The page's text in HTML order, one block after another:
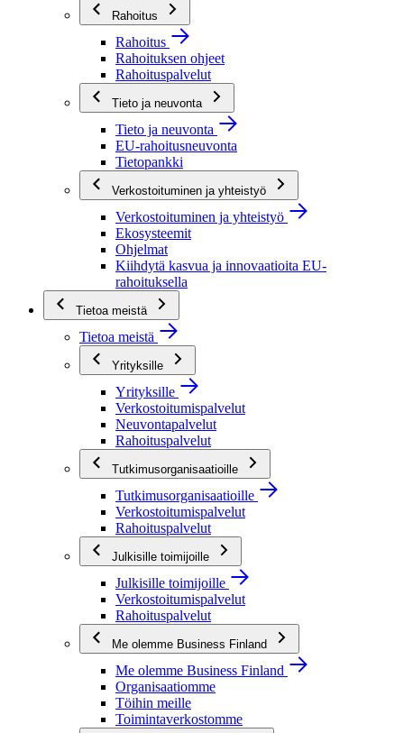
Rahoitus
Rahoitus
Rahoituksen ohjeet
Rahoituspalvelut
Tieto ja neuvonta
Tieto ja neuvonta
EU-rahoitusneuvonta
Tietopankki
Verkostoituminen ja yhteistyö
Verkostoituminen ja yhteistyö
Ekosysteemit
Ohjelmat
Kiihdytä kasvua ja innovaatioita EU-
rahoituksella
Tietoa meistä
Tietoa meistä
Yrityksille
Yrityksille
Verkostoitumispalvelut
Neuvontapalvelut
Rahoituspalvelut
Tutkimusorganisaatioille
Tutkimusorganisaatioille
Verkostoitumispalvelut
Rahoituspalvelut
Julkisille toimijoille
Julkisille toimijoille
Verkostoitumispalvelut
Rahoituspalvelut
Me olemme Business Finland
Me olemme Business Finland
Organisaatiomme
Töihin meille
Toimintaverkostomme